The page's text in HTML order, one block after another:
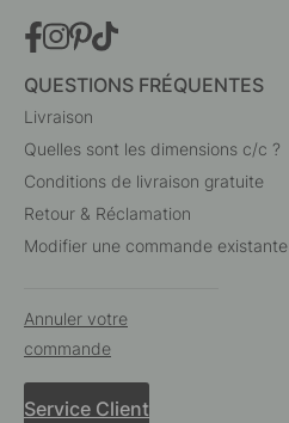
QUESTIONS FRÉQUENTES
Livraison
Quelles sont les dimensions c/c ?
Conditions de livraison gratuite
Retour & Réclamation
Modifier une commande existante
Annuler votre
commande
Service Client